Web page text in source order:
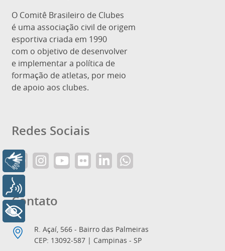
O Comitê Brasileiro de Clubes
é uma associação civil de origem
esportiva criada em 1990
com o objetivo de desenvolver
e implementar a política de
formação de atletas, por meio
de apoio aos clubes.
Redes Sociais
Contato
R. Açaí, 566 - Bairro das Palmeiras
CEP: 13092-587 | Campinas - SP
Libras